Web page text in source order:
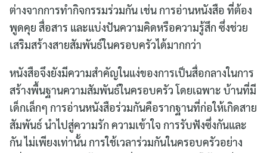
ต่างจากการทำกิจกรรมร่วมกัน เช่น การอ่านหนังสือ ที่ต้อง
พูดคุย สื่อสาร และแบ่งปันความคิดหรือความรู้สึก ซึ่งช่วย
เสริมสร้างสายสัมพันธ์ในครอบครัวได้มากกว่า
หนังสือจึงยังมีความสำคัญในแง่ของการเป็นสื่อกลางในการ
สร้างพื้นฐานความสัมพันธ์ในครอบครัว โดยเฉพาะ บ้านที่มี
เด็กเล็กๆ การอ่านหนังสือร่วมกันคือรากฐานที่ก่อให้เกิดสาย
สัมพันธ์ นำไปสู่ความรัก ความเข้าใจ การรับฟังซึ่งกันและ
กัน ไม่เพียงเท่านั้น การใช้เวลาร่วมกันในครอบครัวอย่าง